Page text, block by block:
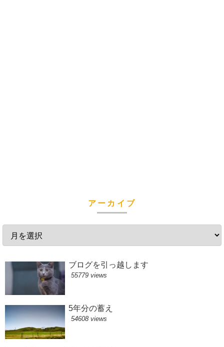
アーカイブ
ブログを引っ越します
55779 views
5年分の蓄え
54608 views